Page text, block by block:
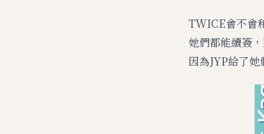
TWICE會不會
她們都能續簽
因為JYP給了